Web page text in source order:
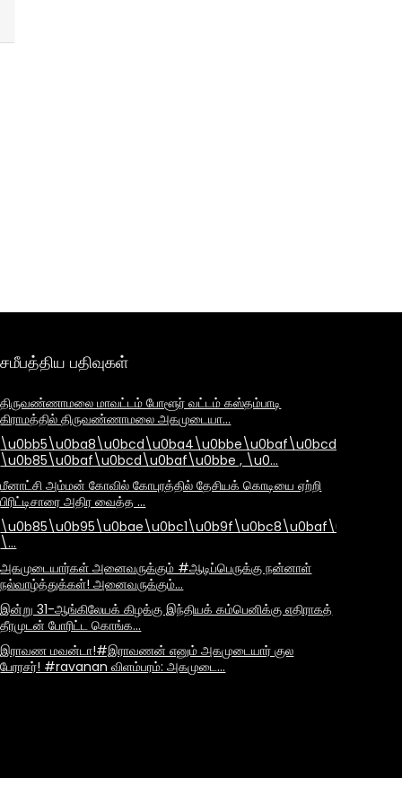
சமீபத்திய பதிவுகள்
திருவண்ணாமலை மாவட்டம் போளூர் வட்டம் கஸ்தம்பாடி
கிராமத்தில் திருவண்ணாமலை அகமுடையா…
\u0bb5\u0ba8\u0bcd\u0ba4\u0bbe\u0baf\u0bcd
\u0b85\u0baf\u0bcd\u0baf\u0bbe , \u0…
மீனாட்சி அம்மன் கோவில் கோபுரத்தில் தேசியக் கொடியை ஏற்றி
பிரிட்டிசாரை அதிர வைத்த …
\…
அகமுடையார்கள் அனைவருக்கும் #ஆடிப்பெருக்கு நன்னாள்
நல்வாழ்த்துக்கள்! அனைவருக்கும்…
இன்று 31-ஆங்கிலேயக் கிழக்கு இந்தியக் கம்பெனிக்கு எதிராகத்
தீரமுடன் போரிட்ட கொங்க…
இராவண மவன்டா!#இராவணன் எனும் அகமுடையார் குல
பேரரசர்! #ravanan விளம்பரம்: அகமுடை…